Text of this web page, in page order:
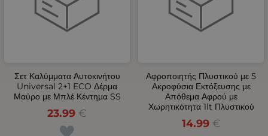
Σετ Καλύμματα Αυτοκινήτου
Universal 2+1 ECO Δέρμα
Μαύρο με Μπλέ Κέντημα SS
23.99 €
Αφροποιητής Πλυστικού με 5
Ακροφύσια Εκτόξευσης με
Απόθεμα Αφρού με
Χωρητικότητα 1lt Πλυστικού
14.99 €